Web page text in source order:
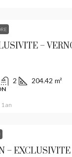
–
2 204.42 m²
1 an
– EXCLUSIVITE